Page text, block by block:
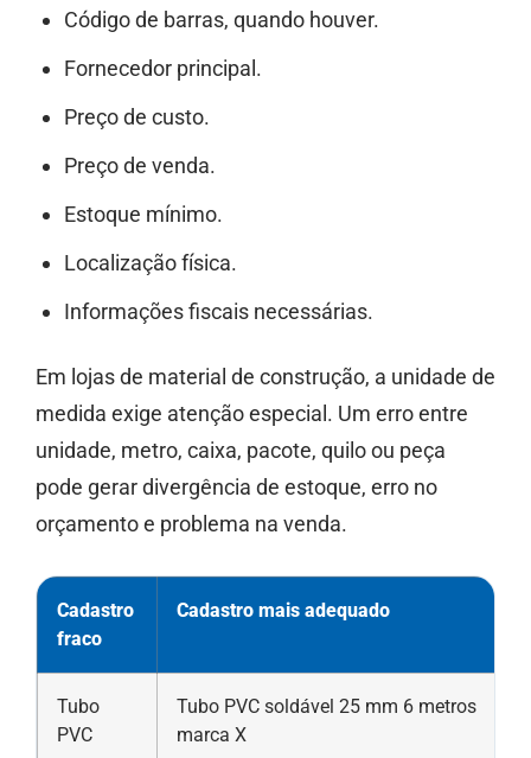
Código de barras, quando houver.
Fornecedor principal.
Preço de custo.
Preço de venda.
Estoque mínimo.
Localização física.
Informações fiscais necessárias.
Em lojas de material de construção, a unidade de
medida exige atenção especial. Um erro entre
unidade, metro, caixa, pacote, quilo ou peça
pode gerar divergência de estoque, erro no
orçamento e problema na venda.
Cadastro
fraco
Cadastro mais adequado
Tubo
PVC
Tubo PVC soldável 25 mm 6 metros
marca X